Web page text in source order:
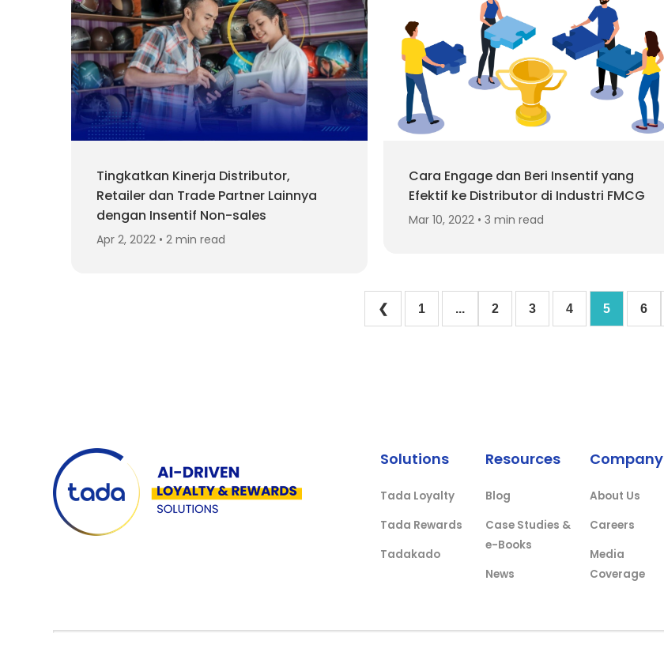
Tingkatkan Kinerja Distributor,
Retailer dan Trade Partner Lainnya
dengan Insentif Non-sales
Apr 2, 2022 • 2 min read
Cara Engage dan Beri Insentif yang
Efektif ke Distributor di Industri FMCG
Mar 10, 2022 • 3 min read
❮ 1 ... 2 3 4 5 6
Solutions
Tada Loyalty
Tada Rewards
Tadakado
Resources
Blog
Case Studies &
e-Books
News
Company
About Us
Careers
Media
Coverage